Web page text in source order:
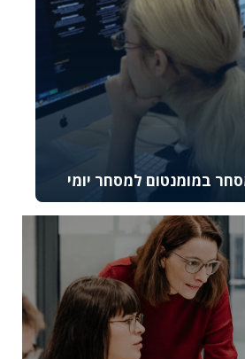
מתקדמים המעוניינים לנצל
37045